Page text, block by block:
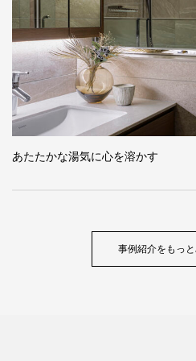
あたたかな湯気に心を溶かす
事例紹介をもっ